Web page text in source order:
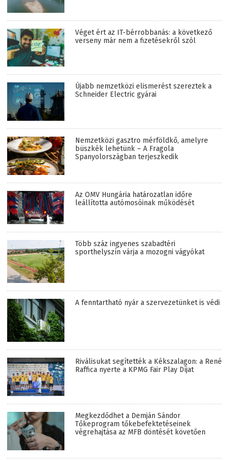
Véget ért az IT-bérrobbanás: a következő
verseny már nem a fizetésekről szól
Újabb nemzetközi elismerést szereztek a
Schneider Electric gyárai
Nemzetközi gasztro mérföldkő, amelyre
büszkék lehetünk – A Fragola
Spanyolországban terjeszkedik
Az OMV Hungária határozatlan időre
leállította autómosóinak működését
Több száz ingyenes szabadtéri
sporthelyszín várja a mozogni vágyókat
A fenntartható nyár a szervezetünket is védi
Riválisukat segítették a Kékszalagon: a René
Raffica nyerte a KPMG Fair Play Díjat
Megkezdődhet a Demján Sándor
Tőkeprogram tőkebefektetéseinek
végrehajtása az MFB döntését követően